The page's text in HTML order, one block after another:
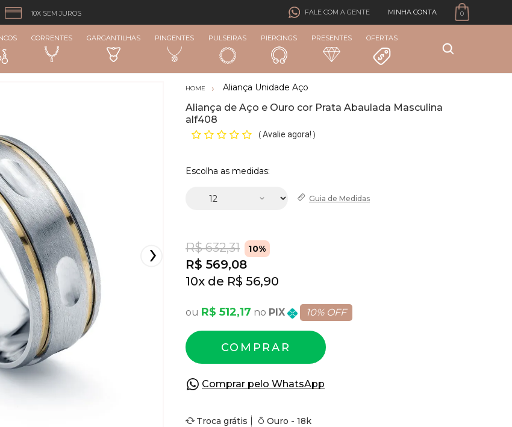
10X SEM JUROS FALE COM A GENTE MINHA CONTA 0
CORRENTES GARGANTILHAS PINGENTES PULSEIRAS PIERCINGS PRESENTES OFERTAS
Aliança Unidade Aço
Aliança de Aço e Ouro cor Prata Abaulada Masculina
alf408
( Avalie agora! )
Escolha as medidas:
Guia de Medidas
R$ 632,31 10%
R$ 569,08
10x R$ 56,90
R$ 512,17 PIX 10% OFF
COMPRAR
Comprar pelo WhatsApp
Troca grátis Ouro - 18k